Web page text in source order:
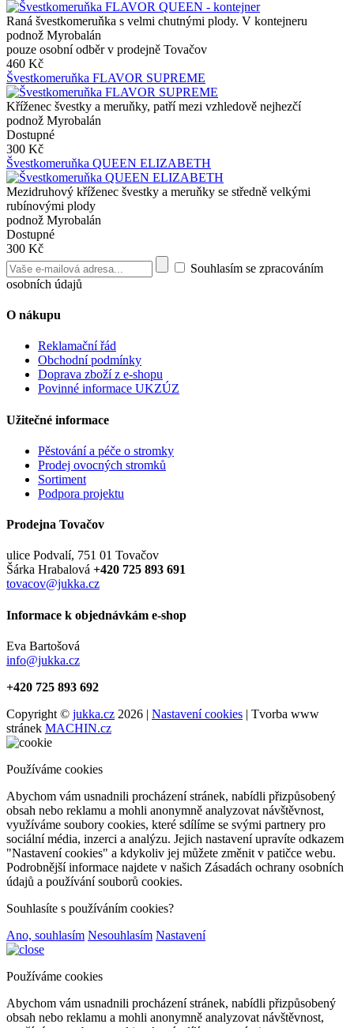
Raná švestkomeruňka s velmi chutnými plody. V kontejneru
podnož Myrobalán
pouze osobní odběr v prodejně Tovačov
460 Kč
Švestkomeruňka FLAVOR SUPREME
Kříženec švestky a meruňky, patří mezi vzhledově nejhezčí
podnož Myrobalán
Dostupné
300 Kč
Švestkomeruňka QUEEN ELIZABETH
Mezidruhový kříženec švestky a meruňky se středně velkými
rubínovými plody
podnož Myrobalán
Dostupné
300 Kč
Souhlasím se zpracováním
osobních údajů
O nákupu
Reklamační řád
Obchodní podmínky
Doprava zboží z e-shopu
Povinné informace UKZÚZ
Užitečné informace
Pěstování a péče o stromky
Prodej ovocných stromků
Sortiment
Podpora projektu
Prodejna Tovačov
ulice Podvalí, 751 01 Tovačov
Šárka Hrabalová +420 725 893 691
tovacov@jukka.cz
Informace k objednávkám e-shop
Eva Bartošová
info@jukka.cz
+420 725 893 692
Copyright © jukka.cz 2026 | Nastavení cookies | Tvorba www
stránek MACHIN.cz
Používáme cookies
Abychom vám usnadnili procházení stránek, nabídli přizpůsobený
obsah nebo reklamu a mohli anonymně analyzovat návštěvnost,
využíváme soubory cookies, které sdílíme se svými partnery pro
sociální média, inzerci a analýzu. Jejich nastavení upravíte odkazem
"Nastavení cookies" a kdykoliv jej můžete změnit v patičce webu.
Podrobnější informace najdete v našich Zásadách ochrany osobních
údajů a používání souborů cookies.
Souhlasíte s používáním cookies?
Ano, souhlasím Nesouhlasím Nastavení
Používáme cookies
Abychom vám usnadnili procházení stránek, nabídli přizpůsobený
obsah nebo reklamu a mohli anonymně analyzovat návštěvnost,